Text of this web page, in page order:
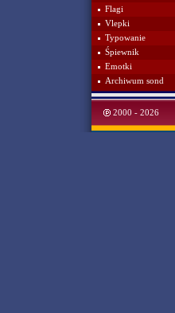
Flagi
Vlepki
Typowanie
Śpiewnik
Emotki
Archiwum sond
2000 - 2026